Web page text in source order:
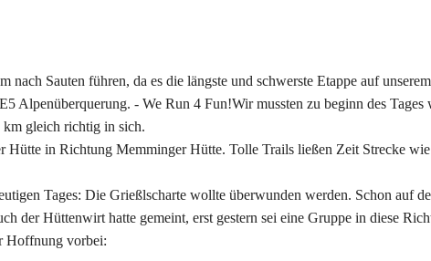
Sauten führen, da es die längste und schwerste Etappe auf
Wir mussten zu beginn des
km gleich richtig in sich.
in Richtung Memminger Hütte. Tolle Trails ließen Zeit Strecke
Tages: Die Grießlscharte wollte überwunden werden. Schon auf
der Hüttenwirt hatte gemeint, erst gestern sei eine Gruppe in diese
Hoffnung vorbei: